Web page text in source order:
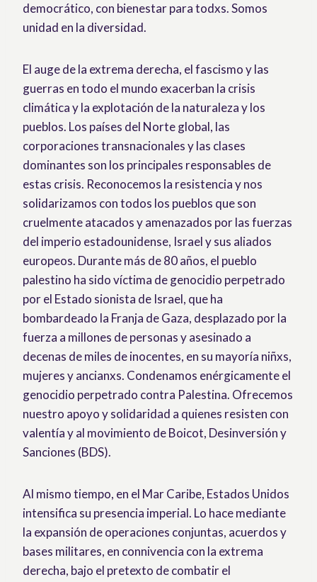
democrático, con bienestar para todxs. Somos
unidad en la diversidad.
El auge de la extrema derecha, el fascismo y las
guerras en todo el mundo exacerban la crisis
climática y la explotación de la naturaleza y los
pueblos. Los países del Norte global, las
corporaciones transnacionales y las clases
dominantes son los principales responsables de
estas crisis. Reconocemos la resistencia y nos
solidarizamos con todos los pueblos que son
cruelmente atacados y amenazados por las fuerzas
del imperio estadounidense, Israel y sus aliados
europeos. Durante más de 80 años, el pueblo
palestino ha sido víctima de genocidio perpetrado
por el Estado sionista de Israel, que ha
bombardeado la Franja de Gaza, desplazado por la
fuerza a millones de personas y asesinado a
decenas de miles de inocentes, en su mayoría niñxs,
mujeres y ancianxs. Condenamos enérgicamente el
genocidio perpetrado contra Palestina. Ofrecemos
nuestro apoyo y solidaridad a quienes resisten con
valentía y al movimiento de Boicot, Desinversión y
Sanciones (BDS).
Al mismo tiempo, en el Mar Caribe, Estados Unidos
intensifica su presencia imperial. Lo hace mediante
la expansión de operaciones conjuntas, acuerdos y
bases militares, en connivencia con la extrema
derecha, bajo el pretexto de combatir el